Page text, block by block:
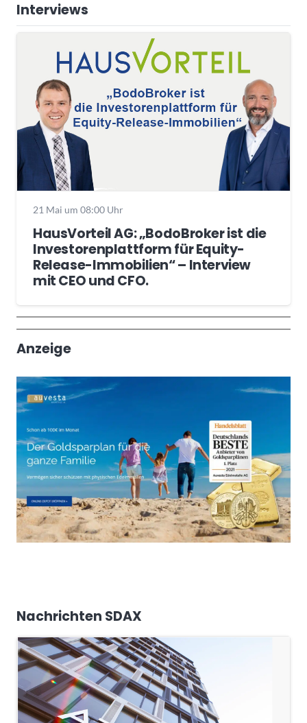
Interviews
21 Mai um 08:00 Uhr
HausVorteil AG: „BodoBroker ist die
Investorenplattform für Equity-
Release-Immobilien“ – Interview
mit CEO und CFO.
Wochenrückblick
Trendthemen
Anzeige
Nachrichten SDAX